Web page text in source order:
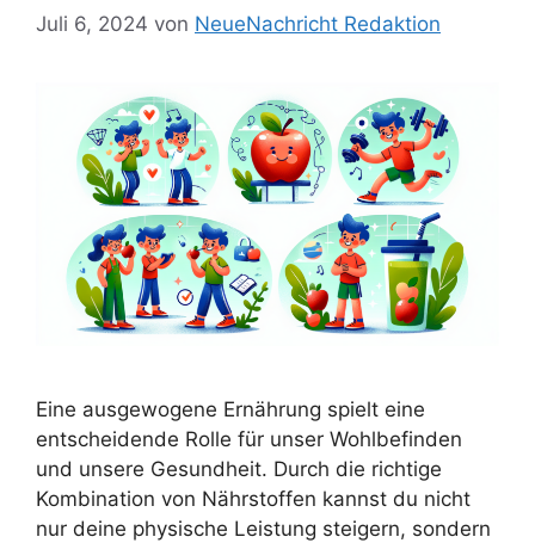
Juli 6, 2024 von NeueNachricht Redaktion
Eine ausgewogene Ernährung spielt eine
entscheidende Rolle für unser Wohlbefinden
und unsere Gesundheit. Durch die richtige
Kombination von Nährstoffen kannst du nicht
nur deine physische Leistung steigern, sondern